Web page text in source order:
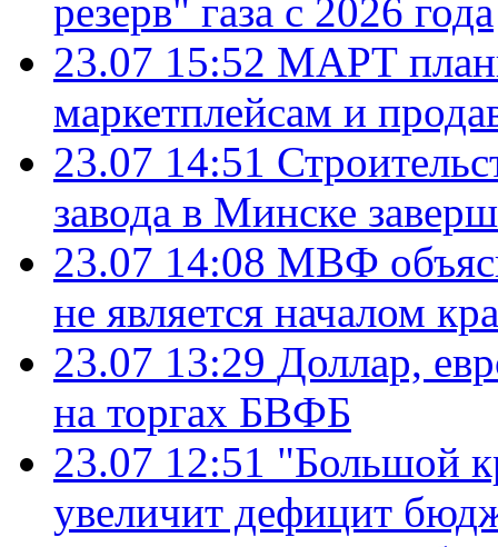
резерв" газа с 2026 года
23.07 15:52 МАРТ
маркетплейсам и
23.07 14:51
завода в Минске
23.07 14:08 МВФ
не является началом
23.07 13:29 Доллар,
на торгах БВФБ
23.07 12:51 "Большой
увеличит дефицит